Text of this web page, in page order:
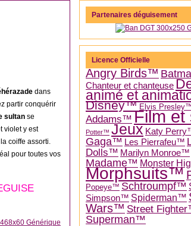
dans
partir conquérir
sultan se
violet y est
coiffe assorti.
pour toutes vos
Partenaires déguisement
Licence Officielle
Angry Birds™
Chanteur et chanteuse
animé et
Disney™ Elvis
Addams™ Film et
Potter™ Jeux Katy
Gaga™ Les Pierrafeu™
Dolls™ Marilyn Monroe™
Madame™ Monster
Morphsuits™
Popeye™ Schtroumpf™
Simpson™ Spiderman™
Wars™ Street
Superman™